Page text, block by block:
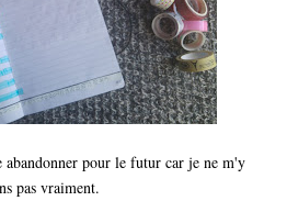
abandonner pour le futur car je ne m'y
pas vraiment.